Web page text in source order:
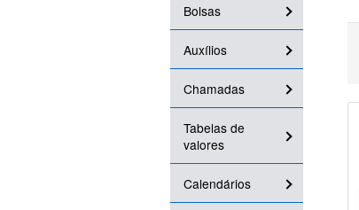
Bolsas
Auxílios
Chamadas
Tabelas de
valores
Calendários